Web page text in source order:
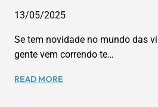
13/05/2025
Se tem novidade no mundo das
gente vem correndo te…
READ MORE